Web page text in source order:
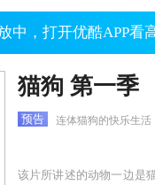
中，打开优酷APP看
猫狗 第一季
预告 连体猫狗的快乐生活
该片所讲述的动物一边是